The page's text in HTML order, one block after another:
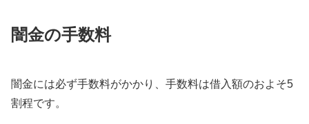
闇金の手数料
闇金には必ず手数料がかかり、手数料は借入額のおよそ5
割程です。